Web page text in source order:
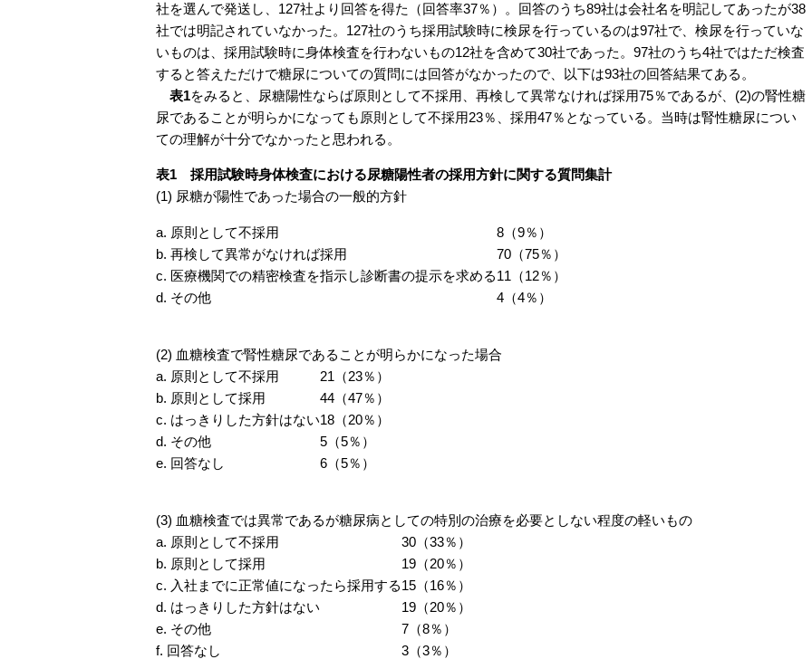
社を選んで発送し、127社より回答を得た（回答率37％）。回答のうち89社は会社名を明記してあったが38
社では明記されていなかった。127社のうち採用試験時に検尿を行っているのは97社で、検尿を行っていな
いものは、採用試験時に身体検査を行わないもの12社を含めて30社であった。97社のうち4社ではただ検査
すると答えただけで糖尿についての質問には回答がなかったので、以下は93社の回答結果てある。
表1をみると、尿糖陽性ならば原則として不採用、再検して異常なければ採用75％であるが、(2)の腎性糖
尿であることが明らかになっても原則として不採用23％、採用47％となっている。当時は腎性糖尿につい
ての理解が十分でなかったと思われる。
表1 採用試験時身体検査における尿糖陽性者の採用方針に関する質問集計
(1) 尿糖が陽性であった場合の一般的方針
a. 原則として不採用
8（9％）
b. 再検して異常がなければ採用
70（75％）
c. 医療機関での精密検査を指示し診断書の提示を求める11（12％）
d. その他
4（4％）
(2) 血糖検査で腎性糖尿であることが明らかになった場合
a. 原則として不採用
21（23％）
b. 原則として採用
44（47％）
c. はっきりした方針はない18（20％）
d. その他
5（5％）
e. 回答なし
6（5％）
(3) 血糖検査では異常であるが糖尿病としての特別の治療を必要としない程度の軽いもの
a. 原則として不採用
30（33％）
b. 原則として採用
19（20％）
c. 入社までに正常値になったら採用する15（16％）
d. はっきりした方針はない
19（20％）
e. その他
7（8％）
f. 回答なし
3（3％）